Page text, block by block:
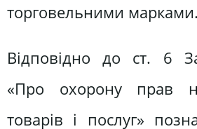
торговельними марками.
Відповідно до ст. 6
«Про охорону прав
товарів і послуг»